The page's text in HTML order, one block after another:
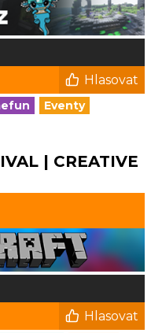
Hlasovat
Eventy
| CREATIVE
Hlasovat